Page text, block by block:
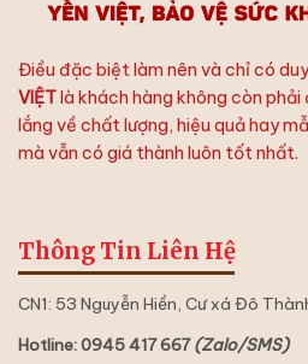
Điều đặc biệt làm nên và chỉ có
VIỆTlà khách hàng không còn phải
lắng về chất lượng, hiệu quả hay
mà vẫn có giá thành luôn tốt nhất.
Thông Tin Liên Hệ
CN1: 53 Nguyễn Hiền, Cư xá Đô
Hotline: 0945 417 667(Zalo/SMS)